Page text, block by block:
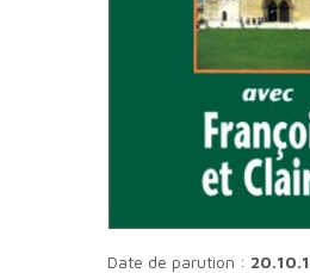
Date de parution :